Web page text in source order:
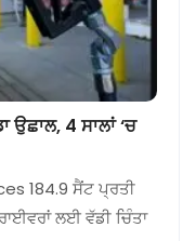
ਉਛਾਲ, 4 ਸਾਲਾਂ ‘ਚ
184.9 ਸੈਂਟ ਪ੍ਰਤੀ
ਲਈ ਵੱਡੀ ਚਿੰਤਾ